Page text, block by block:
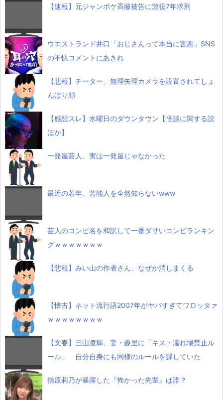
【速報】元ジャンポケ斉藤被告に懲役7年求刑
ウエストランド井口「おじさんって本当に害悪」SNS
の不快コメントにあきれ
【悲報】チーター、無理矢理カメラを設置されてしょ
んぼり顔
【感想スレ】水曜日のダウンタウン【怪談に関する説
ほか】
一発屋芸人、実は一発屋じゃなかった
最近の若年、芸能人を全然知らないwww
芸人のコンビ名を和訳して一番ダサいコンビランキン
グｗｗｗｗｗｗｗ
【悲報】みい山の作者さん、なぜか消しまくる
【懐古】ネット流行語2007年がヤバすぎてワロッタァ
ｗｗｗｗｗｗｗｗ
【文春】三山凌輝、妻・趣里に「キス・濡れ場禁止ル
ール」 自分自身にも同様のルールを課していた
指原莉乃が暴露した『怖かった先輩』は誰？